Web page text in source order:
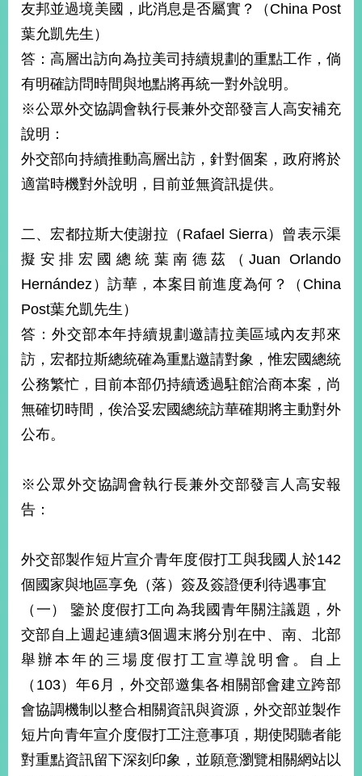
友邦並過境美國，此消息是否屬實？（China Post
葉允凱先生）
答：高層出訪向為拉美司持續規劃的重點工作，倘
有明確訪問時間與地點將再統一對外說明。
※公眾外交協調會執行長兼外交部發言人高安補充
說明：
外交部向持續推動高層出訪，針對個案，政府將於
適當時機對外說明，目前並無資訊提供。
二、宏都拉斯大使謝拉（Rafael Sierra）曾表示渠
擬安排宏國總統葉南德茲（Juan Orlando
Hernández）訪華，本案目前進度為何？（China
Post葉允凱先生）
答：外交部本年持續規劃邀請拉美區域內友邦來
訪，宏都拉斯總統確為重點邀請對象，惟宏國總統
公務繁忙，目前本部仍持續透過駐館洽商本案，尚
無確切時間，俟洽妥宏國總統訪華確期將主動對外
公布。
※公眾外交協調會執行長兼外交部發言人高安報
告：
外交部製作短片宣介青年度假打工與我國人於142
個國家與地區享免（落）簽及簽證便利待遇事宜
（一） 鑒於度假打工向為我國青年關注議題，外
交部自上週起連續3個週末將分別在中、南、北部
舉辦本年的三場度假打工宣導說明會。自上
（103）年6月，外交部邀集各相關部會建立跨部
會協調機制以整合相關資訊與資源，外交部並製作
短片向青年宣介度假打工注意事項，期使閱聽者能
對重點資訊留下深刻印象，並願意瀏覽相關網站以